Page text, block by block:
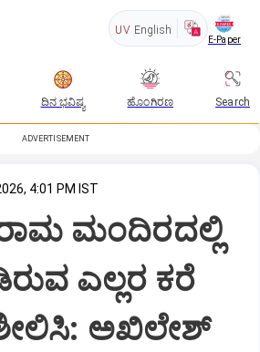
UV English
E-Paper
ದಿನ ಭವಿಷ್ಯ ಹೊಂಗಿರಣ Search
ADVERTISEMENT
4:01 PM IST
ಮಂದಿರದಲ್ಲಿ
ಎಲ್ಲರ ಕರೆ
ಅಖಿಲೇಶ್